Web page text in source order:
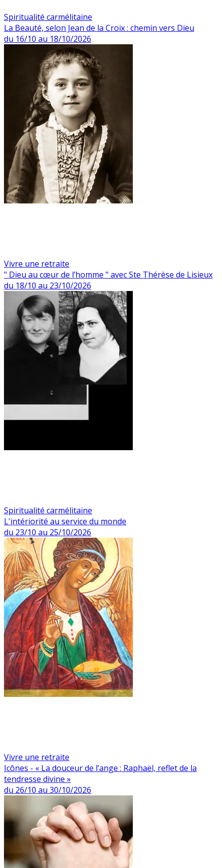
Spiritualité carmélitaine
La Beauté, selon Jean de la Croix : chemin vers Dieu
du 16/10 au 18/10/2026
Vivre une retraite
" Dieu au cœur de l’homme " avec Ste Thérèse de Lisieux
du 18/10 au 23/10/2026
Spiritualité carmélitaine
L'intériorité au service du monde
du 23/10 au 25/10/2026
Vivre une retraite
Icônes - « La douceur de l’ange : Raphaël, reflet de la
tendresse divine »
du 26/10 au 30/10/2026